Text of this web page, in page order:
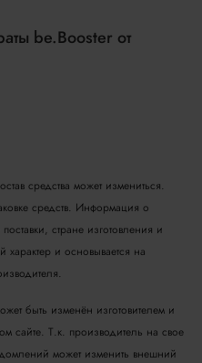
be.Booster от
средства может измениться.
средств. Информация о
поставки, стране изготовления и
и основывается на
быть изменён изготовителем и
сайте. Т.к. производитель на свое
может изменить внешний